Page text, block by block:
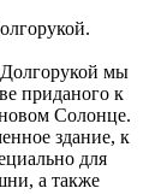
мы
приданого к
Солонце.
здание, к
для
а также